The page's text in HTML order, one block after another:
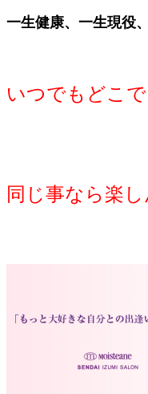
一生健康、一生現役
いつでもどこ
同じ事なら楽し